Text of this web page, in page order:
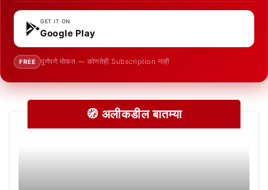
GET IT ON
Google Play
FREE पूर्णपणे मोफत — कोणतेही Subscription नाही
🧭 अलीकडील बातम्या